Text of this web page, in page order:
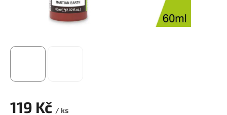
119 Kč / ks